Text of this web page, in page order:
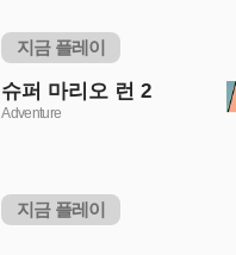
지금 플레이
슈퍼 마리오 런 2
Adventure
지금 플레이